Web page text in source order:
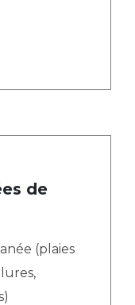
l’AP-HM
de
(plaies